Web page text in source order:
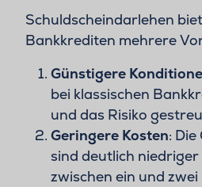
Schuldscheindarlehen
Bankkrediten mehrere
Günstigere
bei klassischen
und das Risiko
Geringere Kosten:
sind deutlich
zwischen ein und